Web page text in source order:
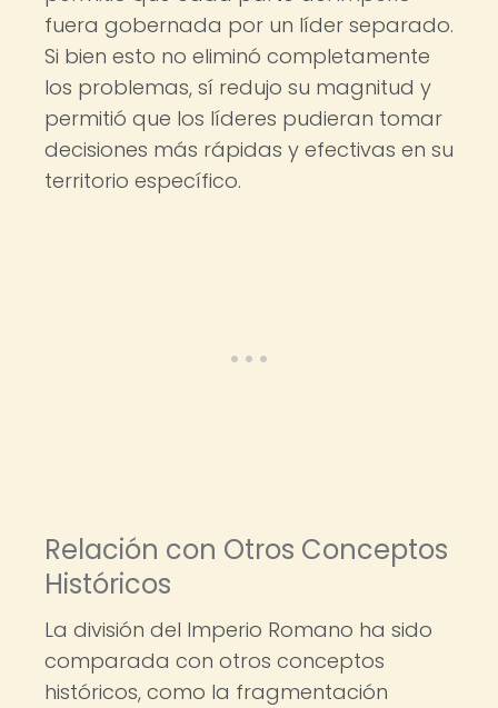
fuera gobernada por un líder separado.
Si bien esto no eliminó completamente
los problemas, sí redujo su magnitud y
permitió que los líderes pudieran tomar
decisiones más rápidas y efectivas en su
territorio específico.
Relación con Otros Conceptos
Históricos
La división del Imperio Romano ha sido
comparada con otros conceptos
históricos, como la fragmentación